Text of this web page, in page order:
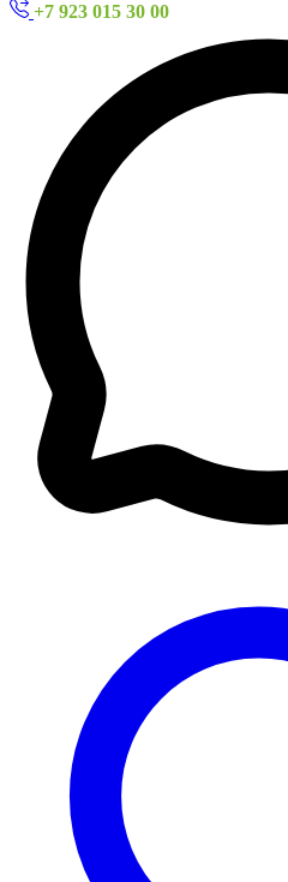
+7 923 015 30 00